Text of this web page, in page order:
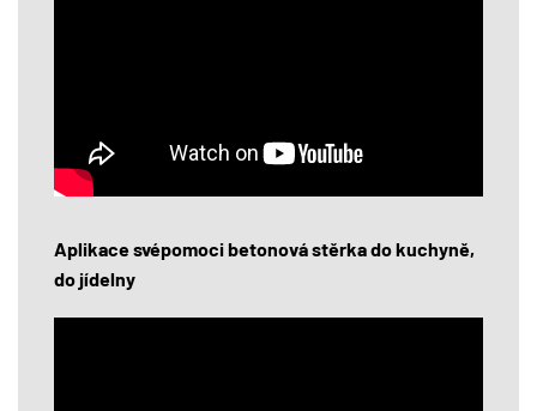
Aplikace svépomoci betonová stěrka do kuchyně,
do jídelny